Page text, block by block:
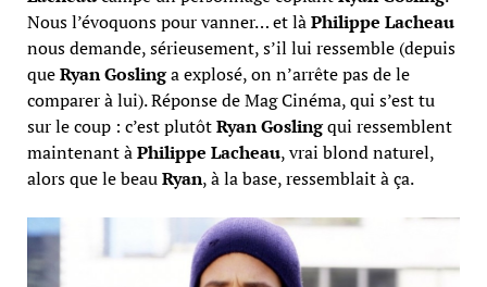
Nous l’évoquons pour vanner… et làPhilippe Lacheau
nous demande, sérieusement, s’il lui ressemble (depuis
queRyan Goslinga explosé, on n’arrête pas de le
comparer à lui). Réponse de Mag Cinéma, qui s’est tu
sur le coup : c’est plutôtRyan Goslingqui ressemblent
maintenant àPhilippe Lacheau, vrai blond naturel,
alors que le beauRyan, à la base, ressemblait à ça.